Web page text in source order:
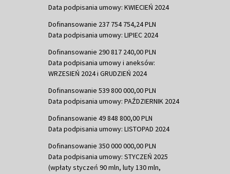
Data podpisania umowy: KWIECIEŃ 2024
Dofinansowanie 237 754 754,24 PLN
Data podpisania umowy: LIPIEC 2024
Dofinansowanie 290 817 240,00 PLN
Data podpisania umowy i aneksów:
WRZESIEŃ 2024 i GRUDZIEŃ 2024
Dofinansowanie 539 800 000,00 PLN
Data podpisania umowy: PAŹDZIERNIK 2024
Dofinansowanie 49 848 800,00 PLN
Data podpisania umowy: LISTOPAD 2024
Dofinansowanie 350 000 000,00 PLN
Data podpisania umowy: STYCZEŃ 2025
(wpłaty styczeń 90 mln, luty 130 mln,